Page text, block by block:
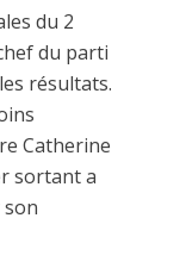
du 2
du parti
résultats.
Catherine
sortant a